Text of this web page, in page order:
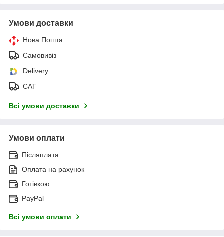
Умови доставки
Нова Пошта
Самовивіз
Delivery
САТ
Всі умови доставки
Умови оплати
Післяплата
Оплата на рахунок
Готівкою
PayPal
Всі умови оплати